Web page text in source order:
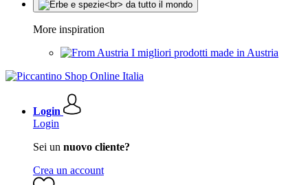
More inspiration
I migliori prodotti made in Austria
Login
Login
Sei un nuovo cliente?
Crea un account